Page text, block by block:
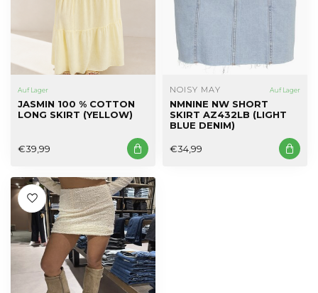
Auf Lager
JASMIN 100 % COTTON
LONG SKIRT (YELLOW)
€39,99
NOISY MAY Auf Lager
NMNINE NW SHORT
SKIRT AZ432LB (LIGHT
BLUE DENIM)
€34,99